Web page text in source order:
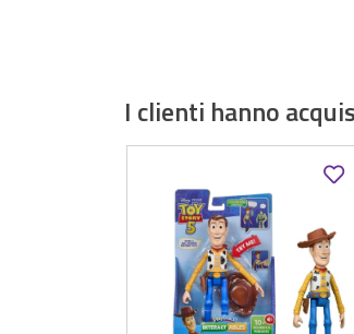
I clienti hanno